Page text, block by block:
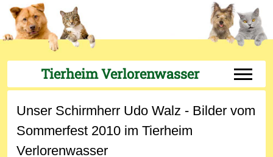
Tierheim Verlorenwasser Off-
Unser Schirmherr Udo Walz - Bilder vom
Sommerfest 2010 im Tierheim
Verlorenwasser